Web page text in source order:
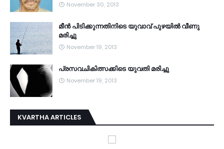
November 30, 2013
മീന്‍ പിടിക്കുന്നതിനിടെ യുവാവ് പുഴയില്‍ വീണു
മരിച്ചു
November 19, 2013
പ്രസവചികിത്സക്കിടെ യുവതി മരിച്ചു
November 19, 2013
KVARTHA ARTICLES